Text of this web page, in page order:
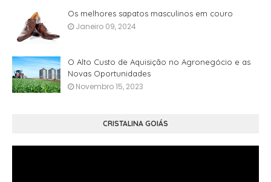
Os melhores sapatos masculinos em couro
Janeiro 09, 2024
O Alto Custo de Aquisição no Agronegócio e as
Novas Oportunidades
Novembro 15, 2023
CRISTALINA GOIÁS